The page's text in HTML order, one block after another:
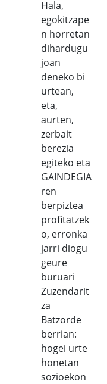
Hala,
egokitzape
n horretan
dihardugu
joan
deneko bi
urtean,
eta,
aurten,
zerbait
berezia
egiteko eta
GAINDEGIA
ren
berpiztea
profitatzek
o, erronka
jarri diogu
geure
buruari
Zuzendarit
za
Batzorde
berrian:
hogei urte
honetan
sozioekon